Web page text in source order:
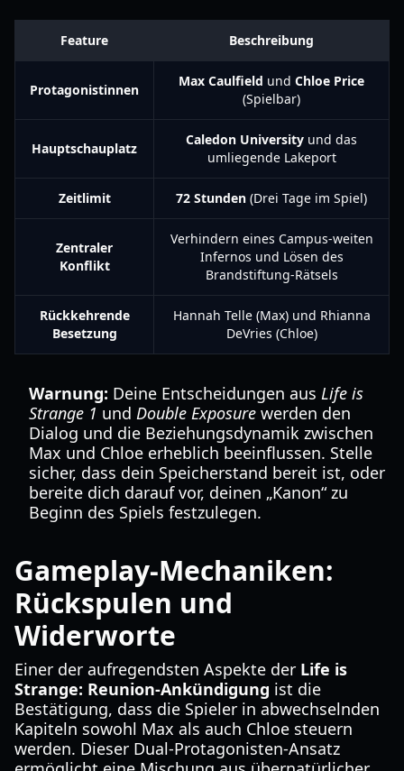
Feature Beschreibung
Protagonistinnen
Max Caulfield und Chloe Price
(Spielbar)
Hauptschauplatz
Caledon University und das
umliegende Lakeport
Zeitlimit 72 Stunden (Drei Tage im Spiel)
Zentraler
Konflikt
Verhindern eines Campus-weiten
Infernos und Lösen des
Brandstiftung-Rätsels
Rückkehrende
Besetzung
Hannah Telle (Max) und Rhianna
DeVries (Chloe)
Warnung: Deine Entscheidungen aus Life is
Strange 1 und Double Exposure werden den
Dialog und die Beziehungsdynamik zwischen
Max und Chloe erheblich beeinflussen. Stelle
sicher, dass dein Speicherstand bereit ist, oder
bereite dich darauf vor, deinen „Kanon“ zu
Beginn des Spiels festzulegen.
Gameplay-Mechaniken:
Rückspulen und
Widerworte
Einer der aufregendsten Aspekte der Life is
Strange: Reunion-Ankündigung ist die
Bestätigung, dass die Spieler in abwechselnden
Kapiteln sowohl Max als auch Chloe steuern
werden. Dieser Dual-Protagonisten-Ansatz